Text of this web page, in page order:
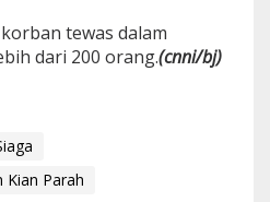
tewas dalam
dari 200 orang.(cnni/bj)
Kian Parah